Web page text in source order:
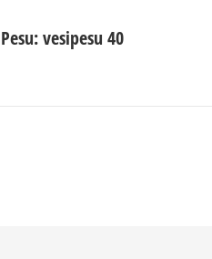
Pesu: vesipesu 40